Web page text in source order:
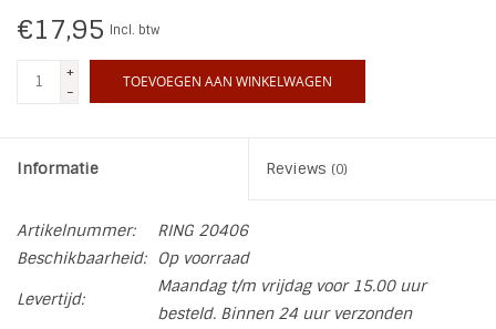
€17,95 Incl. btw
+
-
TOEVOEGEN AAN WINKELWAGEN
Informatie Reviews (0)
Artikelnummer:
RING 20406
Beschikbaarheid:
Op voorraad
Levertijd:
Maandag t/m vrijdag voor 15.00 uur
besteld. Binnen 24 uur verzonden